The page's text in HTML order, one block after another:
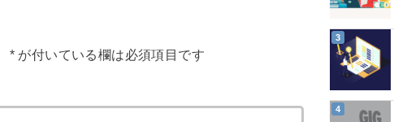
*が付いている欄は必須項目です